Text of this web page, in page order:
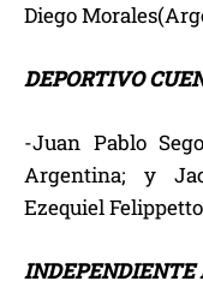
Diego
DEPORTIVO
-Juan Pablo
Argentina; y
Ezequiel
INDEPENDIENTE